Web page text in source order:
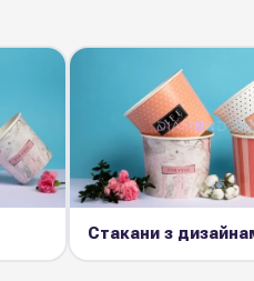
Стакани з